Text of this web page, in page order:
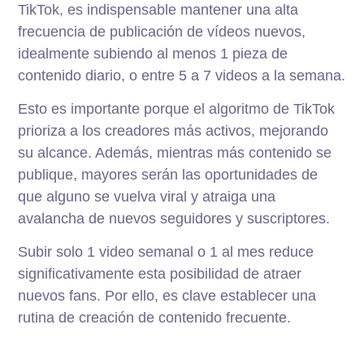
TikTok, es indispensable mantener una alta
frecuencia de publicación de vídeos nuevos,
idealmente subiendo al menos 1 pieza de
contenido diario, o entre 5 a 7 videos a la semana.
Esto es importante porque el algoritmo de TikTok
prioriza a los creadores más activos, mejorando
su alcance. Además, mientras más contenido se
publique, mayores serán las oportunidades de
que alguno se vuelva viral y atraiga una
avalancha de nuevos seguidores y suscriptores.
Subir solo 1 video semanal o 1 al mes reduce
significativamente esta posibilidad de atraer
nuevos fans. Por ello, es clave establecer una
rutina de creación de contenido frecuente.